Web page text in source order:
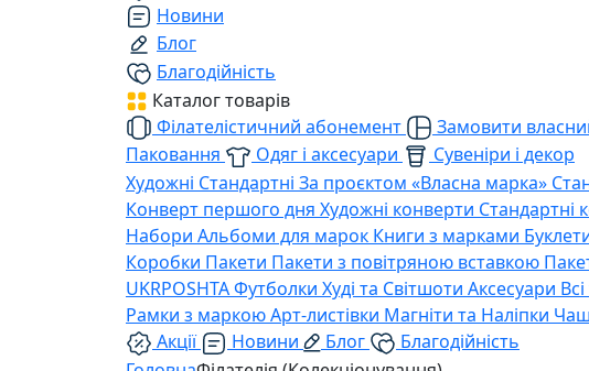
Новини
Блог
Благодійність
Каталог товарів
Філателістичний абонемент
Замовити
Паковання
Одяг і аксесуари
Сувеніри і декор
Художні Стандартні За проєктом «Власна марка»
Конверт першого дня Художні конверти Стандартні
Набори Альбоми для марок Книги з марками
Коробки Пакети Пакети з повітряною вставкою
UKRPOSHTAФутболки Худі та Світшоти Аксесуари
Рамки з маркоюАрт-листівки Магніти та Наліпки
Акції
Новини Блог
Благодійність